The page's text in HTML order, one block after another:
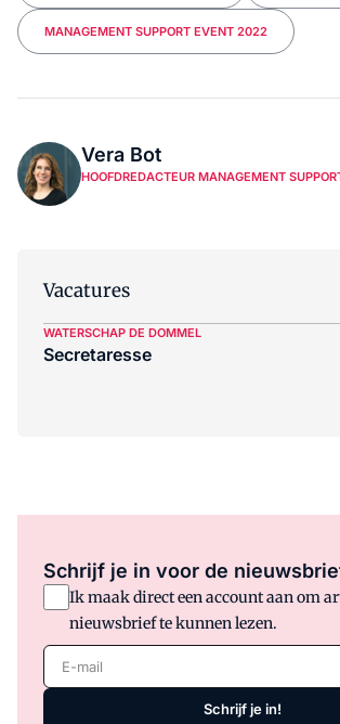
MANAGEMENT SUPPORT EVENT 2022
Vera Bot
HOOFDREDACTEUR MANAGEMENT
Vacatures
WATERSCHAP DE DOMMEL
Secretaresse
Schrijf je in voor de
Ik maak direct een account aan om
nieuwsbrief te kunnen lezen.
E-mail
Schrijf je in!